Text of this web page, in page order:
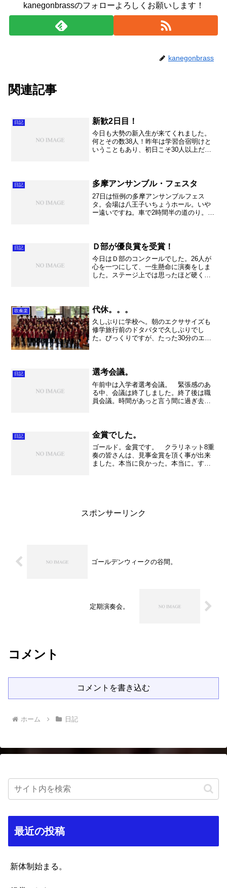
kanegonbrassのフォローよろしくお願いします！
kanegonbrass
関連記事
日記 新歓2日目！
今日も大勢の新入生が来てくれました。
何とその数38人！昨年は学習合宿明けと
いうこともあり、初日こそ30人以上だっ
の本入部までは安...
日記 多摩アンサンブル・フェスタ
27日は恒例の多摩アンサンブルフェス
タ。会場は八王子いちょうホール。いや
ー遠いですね。車で2時間半の道のり。生
いう貴重な経験をつむ...
日記 Ｄ部が優良賞を受賞！
今日はＤ部のコンクールでした。26人が
心を一つにして、一生懸命に演奏をしま
した。ステージ上では思ったほど硬くな
で入賞することが出来ま...
吹奏楽 代休。。。
久しぶりに学校へ。朝のエクササイズも
修学旅行前のドタバタで久しぶりでし
た。びっくりですが、たった30分のエク
難しいなー。でもとても勉...
日記 選考会議。
午前中は入学者選考会議。 緊張感のあ
る中、会議は終了しました。終了後は職
員会議。時間があっと言う間に過ぎ去り
業が続きました。本当に緊...
日記 金賞でした。
ゴールド。金賞です。 クラリネット8重
奏の皆さんは、見事金賞を頂く事が出来
ました。本当に良かった。本当に。すご
スポンサーリンク
ゴールデンウィークの谷間。
定期演奏会。
コメント
コメントを書き込む
ホーム 日記
最近の投稿
新体制始まる。